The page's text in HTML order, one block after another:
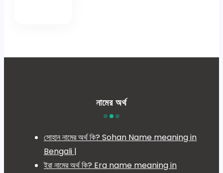
নামের অর্থ
সোহান নামের অর্থ কি? Sohan Name meaning in
Bengali |
ইরা নামের অর্থ কি? Era name meaning in